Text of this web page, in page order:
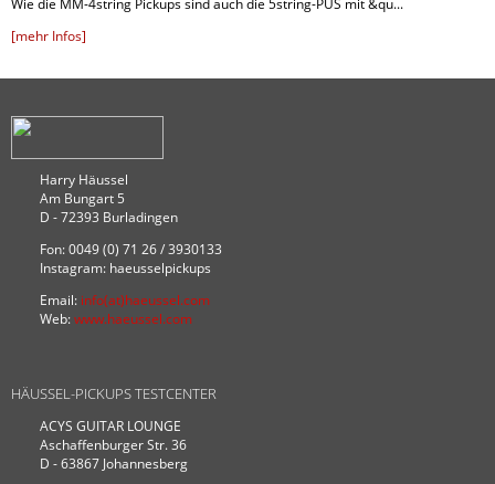
[mehr Infos]
Harry Häussel
Am Bungart 5
D - 72393 Burladingen
Fon: 0049 (0) 71 26 / 3930133
Instagram: haeusselpickups
Email: info(at)haeussel.com
Web:www.haeussel.com
HÄUSSEL-PICKUPS TESTCENTER
ACYS GUITAR LOUNGE
Aschaffenburger Str. 36
D - 63867 Johannesberg